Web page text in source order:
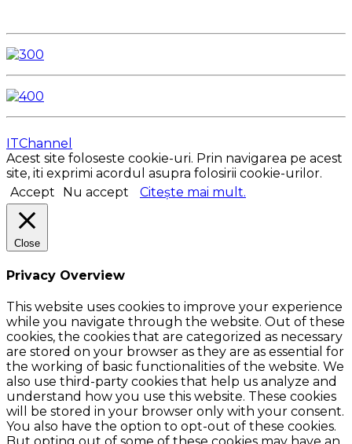
ITChannel
Acest site foloseste cookie-uri. Prin navigarea pe acest
site, iti exprimi acordul asupra folosirii cookie-urilor.
Accept
Nu accept Citește mai mult.
Close
Privacy Overview
This website uses cookies to improve your experience
while you navigate through the website. Out of these
cookies, the cookies that are categorized as necessary
are stored on your browser as they are as essential for
the working of basic functionalities of the website. We
also use third-party cookies that help us analyze and
understand how you use this website. These cookies
will be stored in your browser only with your consent.
You also have the option to opt-out of these cookies.